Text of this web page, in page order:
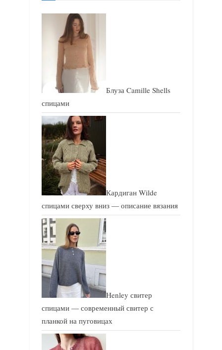
Блуза Camille Shells
спицами
Кардиган Wilde
спицами сверху вниз — описание вязания
Henley свитер
спицами — современный свитер с
планкой на пуговицах